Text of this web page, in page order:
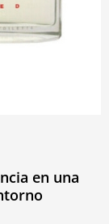
en una